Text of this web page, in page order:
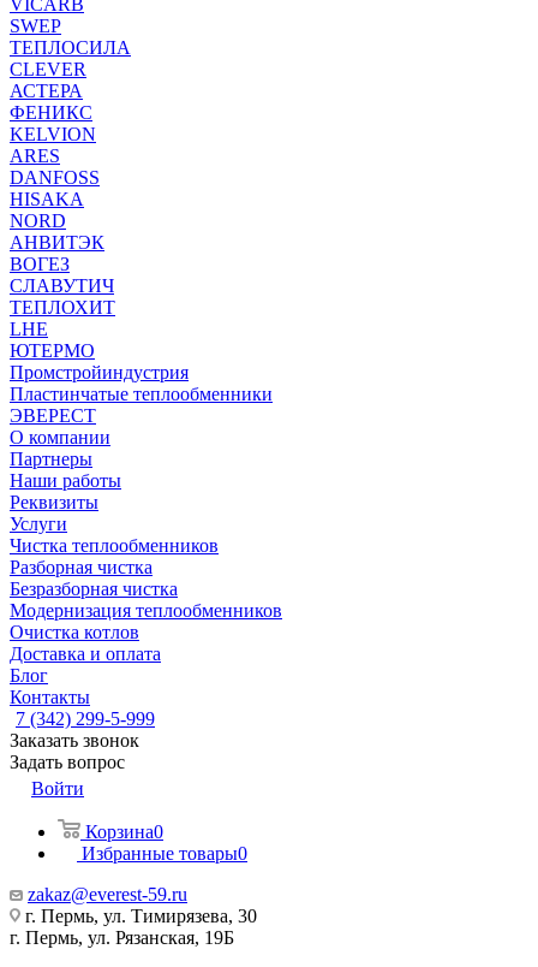
VICARB
SWEP
ТЕПЛОСИЛА
CLEVER
АСТЕРА
ФЕНИКС
KELVION
ARES
DANFOSS
HISAKA
NORD
АНВИТЭК
ВОГЕЗ
СЛАВУТИЧ
ТЕПЛОХИТ
LHE
ЮТЕРМО
Промстройиндустрия
Пластинчатые теплообменники
ЭВЕРЕСТ
О компании
Партнеры
Наши работы
Реквизиты
Услуги
Чистка теплообменников
Разборная чистка
Безразборная чистка
Модернизация теплообменников
Очистка котлов
Доставка и оплата
Блог
Контакты
7 (342) 299-5-999
Заказать звонок
Задать вопрос
Войти
Корзина0
Избранные товары0
zakaz@everest-59.ru
г. Пермь, ул. Тимирязева, 30
г. Пермь, ул. Рязанская, 19Б